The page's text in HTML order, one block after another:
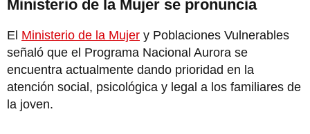
Ministerio de la Mujer se pronuncia
El Ministerio de la Mujer y Poblaciones Vulnerables
señaló que el Programa Nacional Aurora se
encuentra actualmente dando prioridad en la
atención social, psicológica y legal a los familiares de
la joven.